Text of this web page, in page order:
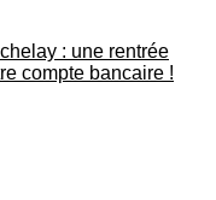
: une rentrée
compte bancaire !